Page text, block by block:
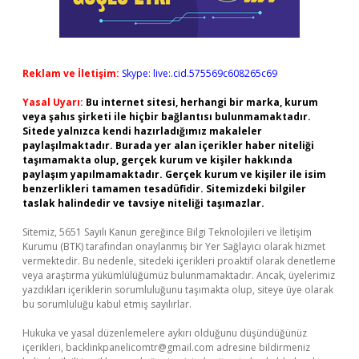
Reklam ve İletişim: Skype: live:.cid.575569c608265c69
Yasal Uyarı: Bu internet sitesi, herhangi bir marka, kurum
veya şahıs şirketi ile hiçbir bağlantısı bulunmamaktadır.
Sitede yalnızca kendi hazırladığımız makaleler
paylaşılmaktadır. Burada yer alan içerikler haber niteliği
taşımamakta olup, gerçek kurum ve kişiler hakkında
paylaşım yapılmamaktadır. Gerçek kurum ve kişiler ile isim
benzerlikleri tamamen tesadüfidir. Sitemizdeki bilgiler
taslak halindedir ve tavsiye niteliği taşımazlar.
Sitemiz, 5651 Sayılı Kanun gereğince Bilgi Teknolojileri ve İletişim
Kurumu (BTK) tarafından onaylanmış bir Yer Sağlayıcı olarak hizmet
vermektedir. Bu nedenle, sitedeki içerikleri proaktif olarak denetleme
veya araştırma yükümlülüğümüz bulunmamaktadır. Ancak, üyelerimiz
yazdıkları içeriklerin sorumluluğunu taşımakta olup, siteye üye olarak
bu sorumluluğu kabul etmiş sayılırlar.
Hukuka ve yasal düzenlemelere aykırı olduğunu düşündüğünüz
içerikleri, backlinkpanelicomtr@gmail.com adresine bildirmeniz